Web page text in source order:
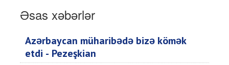
Əsas xəbərlər
Azərbaycan müharibədə bizə kömək
etdi - Pezeşkian